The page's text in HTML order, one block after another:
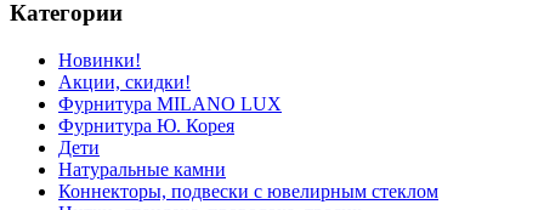
Категории
Новинки!
Акции, скидки!
Фурнитура MILANO LUX
Фурнитура Ю. Корея
Дети
Натуральные камни
Коннекторы, подвески с ювелирным стеклом